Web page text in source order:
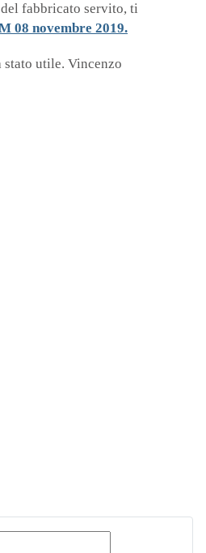
fabbricato servito, ti
08 novembre 2019.
utile. Vincenzo